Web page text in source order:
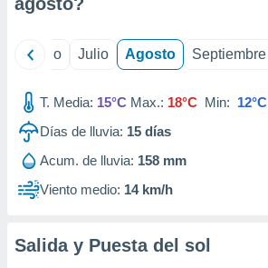
publicidad
1199
Junio Julio Agosto Septiembre
T. Media: 15°C Max.: 18°C Min: 12°C
Días de lluvia: 15 días
Acum. de lluvia: 158 mm
Viento medio: 14 km/h
Salida y Puesta del sol